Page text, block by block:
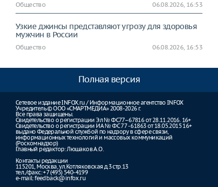
Общество 06.08.2026, 16:53
Узкие джинсы представляют угрозу для здоровья
мужчин в России
Общество 06.08.2026, 16:53
Полная версия
Сетевое издание INFOX.ru / Информационное агентство INFOX
Учредитель © ООО «СМАРТМЕДИА» 2008-2026 г.
Все права защищены.
Свидетельство о регистрации Эл № ФС77–67816 от 28.11.2016. 16+
Свидетельство о регистрации ИА № ФС 77 - 61863 от 18.05.2015 16+
выдано Федеральной службой по надзору в сфере связи,
информационных технологий и массовых коммуникаций
(Роскомнадзор)
Главный редактор: Люшаков А.О.
Контакты редакции
115201, Москва, ул.Котляковская д.3 стр.13
тел./факс: +7 (495) 540-4199
e-mail:feedback@infox.ru